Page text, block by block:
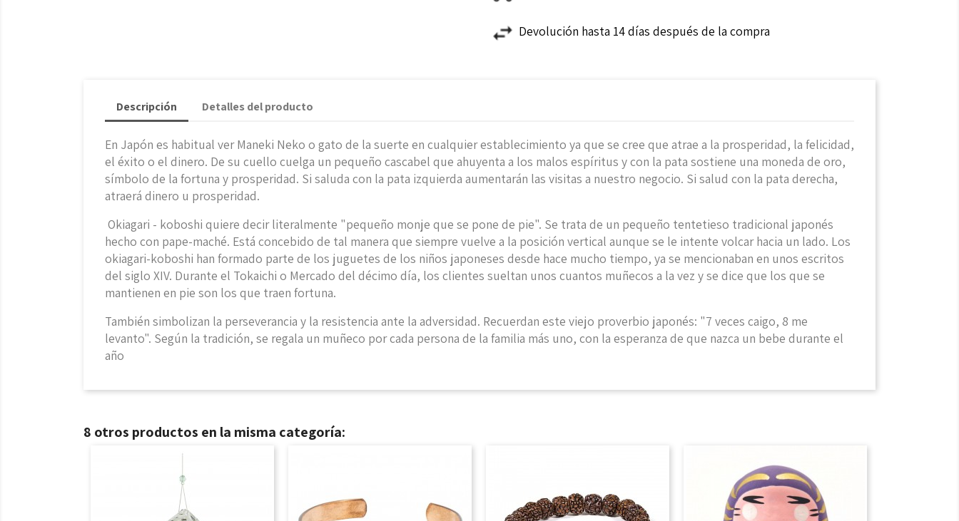
Devolución hasta 14 días después de la compra
Descripción Detalles del producto
En Japón es habitual ver Maneki Neko o gato de la suerte en cualquier establecimiento ya que se cree que atrae a la prosperidad, la felicidad,
el éxito o el dinero. De su cuello cuelga un pequeño cascabel que ahuyenta a los malos espíritus y con la pata sostiene una moneda de oro,
símbolo de la fortuna y prosperidad. Si saluda con la pata izquierda aumentarán las visitas a nuestro negocio. Si salud con la pata derecha,
atraerá dinero u prosperidad.
Okiagari - koboshi quiere decir literalmente "pequeño monje que se pone de pie". Se trata de un pequeño tentetieso tradicional japonés
hecho con pape-maché. Está concebido de tal manera que siempre vuelve a la posición vertical aunque se le intente volcar hacia un lado. Los
okiagari-koboshi han formado parte de los juguetes de los niños japoneses desde hace mucho tiempo, ya se mencionaban en unos escritos
del siglo XIV. Durante el Tokaichi o Mercado del décimo día, los clientes sueltan unos cuantos muñecos a la vez y se dice que los que se
mantienen en pie son los que traen fortuna.
También simbolizan la perseverancia y la resistencia ante la adversidad. Recuerdan este viejo proverbio japonés: "7 veces caigo, 8 me
levanto". Según la tradición, se regala un muñeco por cada persona de la familia más uno, con la esperanza de que nazca un bebe durante el
año
8 otros productos en la misma categoría: